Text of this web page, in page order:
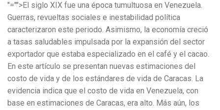
"="">El siglo XIX fue una época tumultuosa en Venezuela.
Guerras, revueltas sociales e inestabilidad política
caracterizaron este periodo. Asimismo, la economía creció
a tasas saludables impulsada por la expansión del sector
exportador que estaba especializado en el café y el cacao.
En este artículo se presentan nuevas estimaciones del
costo de vida y de los estándares de vida de Caracas. La
evidencia indica que el costo de vida en Venezuela, con
base en estimaciones de Caracas, era alto. Más aún, los